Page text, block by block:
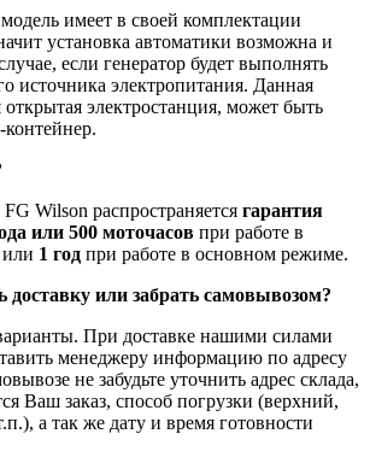
имеет в своей комплектации
установка автоматики возможна и
если генератор будет выполнять
источника электропитания. Данная
открытая электростанция, может быть
контейнер.
Wilson распространяется гарантия
или 500 моточасов при работе в
или 1 год при работе в основном режиме.
доставку или забрать самовывозом?
При доставке нашими силами
менеджеру информацию по адресу
не забудьте уточнить адрес склада,
Ваш заказ, способ погрузки (верхний,
а так же дату и время готовности